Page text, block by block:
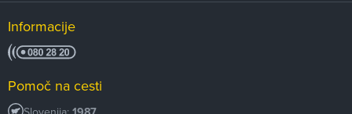
Informacije
Pomoč na cesti